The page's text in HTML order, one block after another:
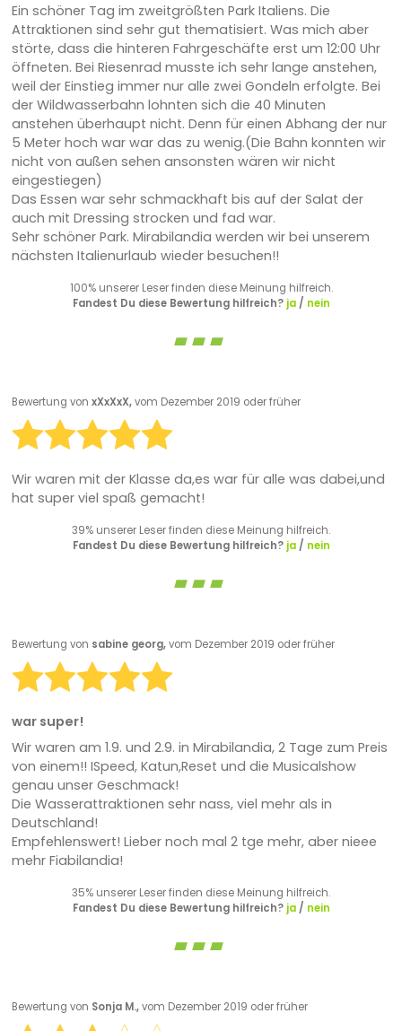
Ein schöner Tag im zweitgrößten Park Italiens. Die
Attraktionen sind sehr gut thematisiert. Was mich aber
störte, dass die hinteren Fahrgeschäfte erst um 12:00 Uhr
öffneten. Bei Riesenrad musste ich sehr lange anstehen,
weil der Einstieg immer nur alle zwei Gondeln erfolgte. Bei
der Wildwasserbahn lohnten sich die 40 Minuten
anstehen überhaupt nicht. Denn für einen Abhang der nur
5 Meter hoch war war das zu wenig.(Die Bahn konnten wir
nicht von außen sehen ansonsten wären wir nicht
eingestiegen)
Das Essen war sehr schmackhaft bis auf der Salat der
auch mit Dressing strocken und fad war.
Sehr schöner Park. Mirabilandia werden wir bei unserem
nächsten Italienurlaub wieder besuchen!!
100% unserer Leser finden diese Meinung hilfreich.
Fandest Du diese Bewertung hilfreich? ja/ nein
Bewertung von xXxXxX,vom Dezember 2019 oder früher
Wir waren mit der Klasse da,es war für alle was dabei,und
hat super viel spaß gemacht!
39% unserer Leser finden diese Meinung hilfreich.
Fandest Du diese Bewertung hilfreich? ja/ nein
Bewertung von sabine georg,vom Dezember 2019 oder früher
war super!
Wir waren am 1.9. und 2.9. in Mirabilandia, 2 Tage zum Preis
von einem!! ISpeed, Katun,Reset und die Musicalshow
genau unser Geschmack!
Die Wasserattraktionen sehr nass, viel mehr als in
Deutschland!
Empfehlenswert! Lieber noch mal 2 tge mehr, aber nieee
mehr Fiabilandia!
35% unserer Leser finden diese Meinung hilfreich.
Fandest Du diese Bewertung hilfreich? ja/ nein
Bewertung von Sonja M.,vom Dezember 2019 oder früher